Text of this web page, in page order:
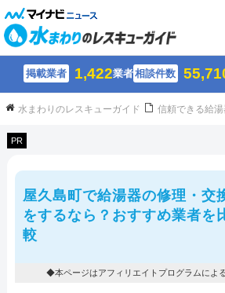
掲載業者 1,422業者相談件数
水まわりのレスキューガイド 信頼できる給
PR
屋久島町で給湯器の修理・交
をするなら？おすすめ業者を
較
◆本ページはアフィリエイトプログラムによ